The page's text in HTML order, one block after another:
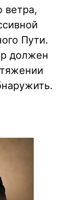
ветра,
Пути.
должен